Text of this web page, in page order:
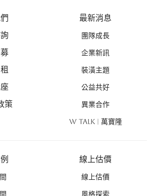
策
最新消息
團隊成長
企業新訊
裝潢主題
公益共好
異業合作
W TALK | 萬寶隆
線上估價
線上估價
風格探索